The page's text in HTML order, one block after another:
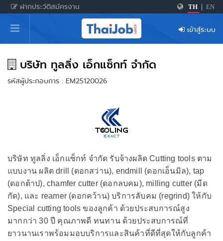
ฝากประวัติสมัครงาน TH EN
หน้าหลัก
ผู้สมัครงาน: เข้าสู่ระบบ
ฝากประวัติสมัครงาน
เกร็ดความรู้
สำหรับผู้ประกอบการ
เข้าสู่ระบบ
บริษัท ทูลลิ่ง เอ็กแซ็กท์ จำกัด
รหัสผู้ประกอบการ : EM25120026
บริษัท ทูลลิ่ง เอ็กแซ็กท์ จำกัด รับจ้างผลิต Cutting tools ตาม
แบบงาน ผลิต drill (ดอกสว่าน), endmill (ดอกเอ็นมิล), tap
(ดอกต้าป), chamfer cutter (ดอกลบคม), milling cutter (มีด
กัด), และ reamer (ดอกคว้าน) บริการลับคม (regrind) ให้กับ
Special cutting tools ของลูกค้า ด้วยประสบการณ์สูง
มากกว่า 30 ปี คุณภาพดี ทนทาน ด้วยประสบการณ์ที่
ยาวนานเราพร้อมมอบบริการและสินค้าที่ดีที่สุดให้กับลูกค้า